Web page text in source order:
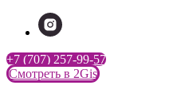
+7 (707) 257-99-57
Смотреть в 2Gis